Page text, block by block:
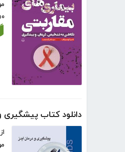
دانلود کتاب پیشگیری